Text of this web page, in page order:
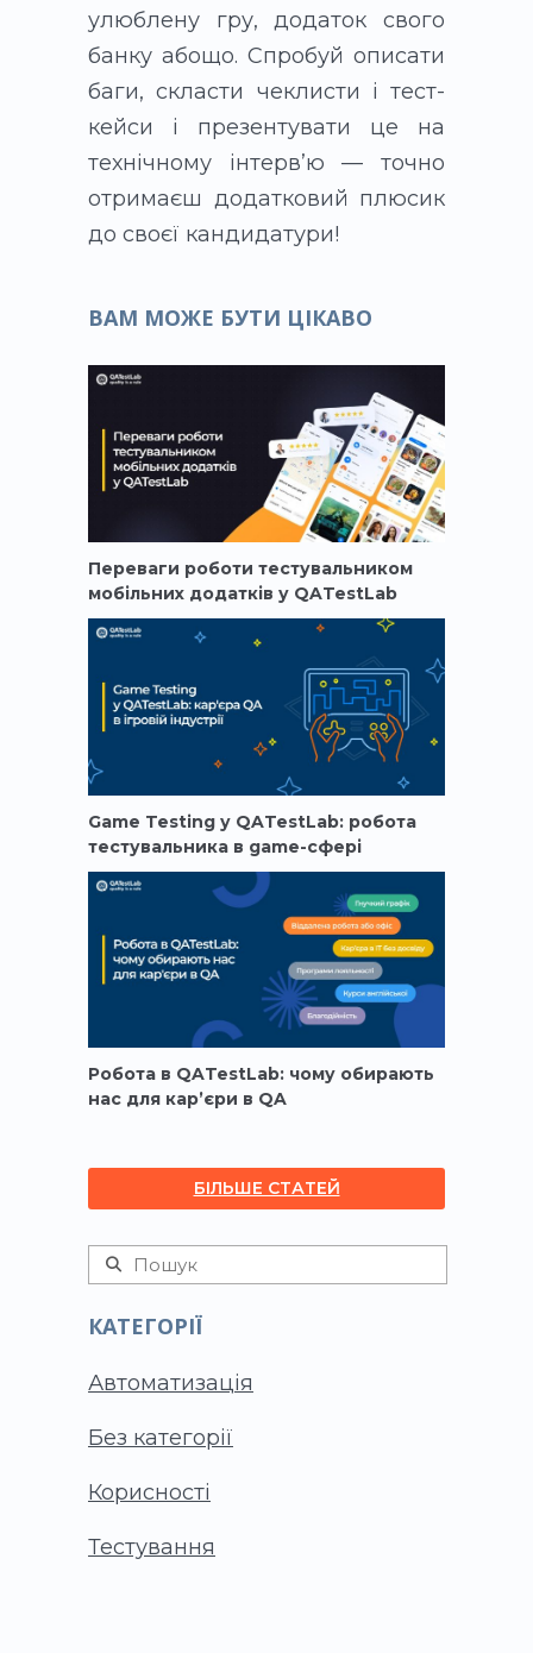
улюблену гру, додаток свого
банку абощо. Спробуй описати
баги, скласти чеклисти і тест-
кейси і презентувати це на
технічному інтервʼю — точно
отримаєш додатковий плюсик
до своєї кандидатури!
ВАМ МОЖЕ БУТИ ЦІКАВО
Переваги роботи тестувальником
мобільних додатків у QATestLab
Game Testing у QATestLab: робота
тестувальника в game-сфері
Робота в QATestLab: чому обирають
нас для кар’єри в QA
БІЛЬШЕ СТАТЕЙ
КАТЕГОРІЇ
Автоматизація
Без категорії
Корисності
Тестування